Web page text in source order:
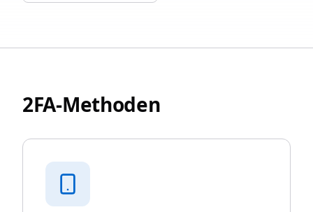
2FA-Methoden